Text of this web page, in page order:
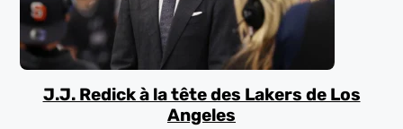
J.J. Redick à la tête des Lakers de Los
Angeles